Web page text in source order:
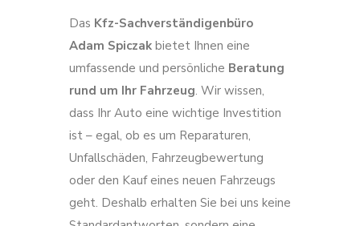
Das Kfz-Sachverständigenbüro
Adam Spiczakbietet Ihnen eine
umfassende und persönliche Beratung
rund um Ihr Fahrzeug. Wir wissen,
dass Ihr Auto eine wichtige Investition
ist – egal, ob es um Reparaturen,
Unfallschäden, Fahrzeugbewertung
oder den Kauf eines neuen Fahrzeugs
geht. Deshalb erhalten Sie bei uns keine